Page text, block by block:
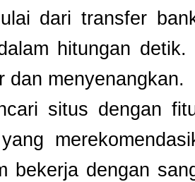
dari transfer
hitungan
dan menyenangkan.
situs dengan
bekerja dengan